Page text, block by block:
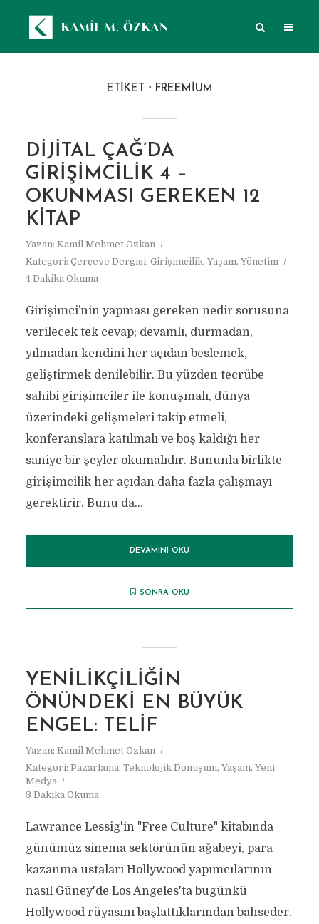
ETIKET FREEMIUM
DIJITAL ÇAĞ’DA
GIRIŞIMCILIK 4 –
OKUNMASI GEREKEN 12
KITAP
Yazan: Kamil Mehmet Özkan
Kategori: Çerçeve Dergisi, Girişimcilik, Yaşam, Yönetim
4 Dakika Okuma
Girişimci’nin yapması gereken nedir sorusuna
verilecek tek cevap; devamlı, durmadan,
yılmadan kendini her açıdan beslemek,
geliştirmek denilebilir. Bu yüzden tecrübe
sahibi girişimciler ile konuşmalı, dünya
üzerindeki gelişmeleri takip etmeli,
konferanslara katılmalı ve boş kaldığı her
saniye bir şeyler okumalıdır. Bununla birlikte
girişimcilik her açıdan daha fazla çalışmayı
gerektirir. Bunu da...
DEVAMINI OKU
SONRA OKU
YENILIKÇILIĞIN
ÖNÜNDEKI EN BÜYÜK
ENGEL: TELIF
Yazan: Kamil Mehmet Özkan
Kategori: Pazarlama, Teknolojik Dönüşüm, Yaşam, Yeni
Medya
3 Dakika Okuma
Lawrance Lessig'in "Free Culture" kitabında
günümüz sinema sektörünün ağabeyi, para
kazanma ustaları Hollywood yapımcılarının
nasıl Güney'de Los Angeles'ta bugünkü
Hollywood rüyasını başlattıklarından bahseder.